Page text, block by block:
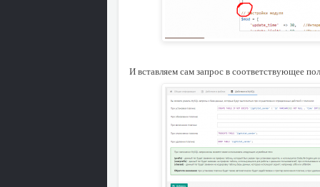
И вставляем сам запрос в соответствующее